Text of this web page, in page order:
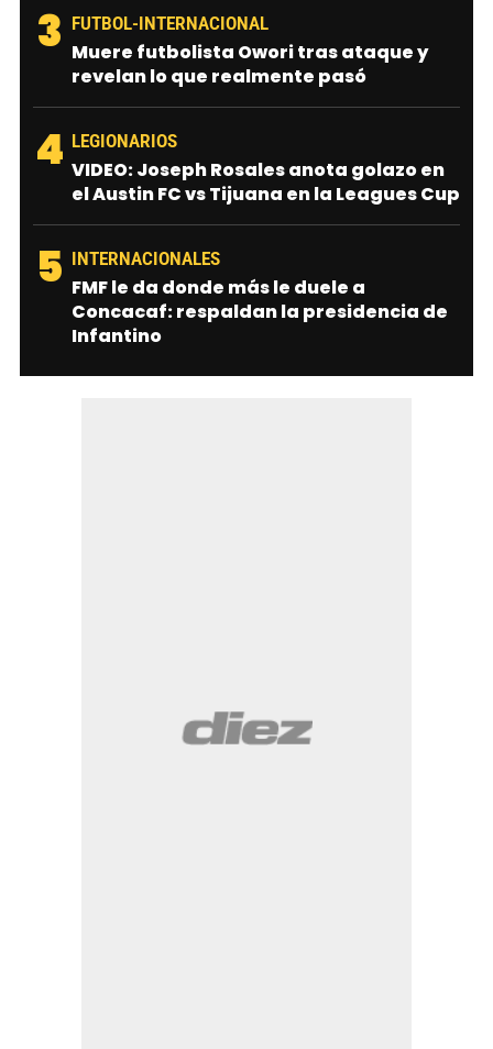
3 FUTBOL-INTERNACIONAL
Muere futbolista Owori tras ataque y
revelan lo que realmente pasó
4 LEGIONARIOS
VIDEO: Joseph Rosales anota golazo en
el Austin FC vs Tijuana en la Leagues Cup
5 INTERNACIONALES
FMF le da donde más le duele a
Concacaf: respaldan la presidencia de
Infantino